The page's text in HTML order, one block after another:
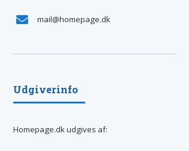
mail@homepage.dk
Udgiverinfo
Homepage.dk udgives af: